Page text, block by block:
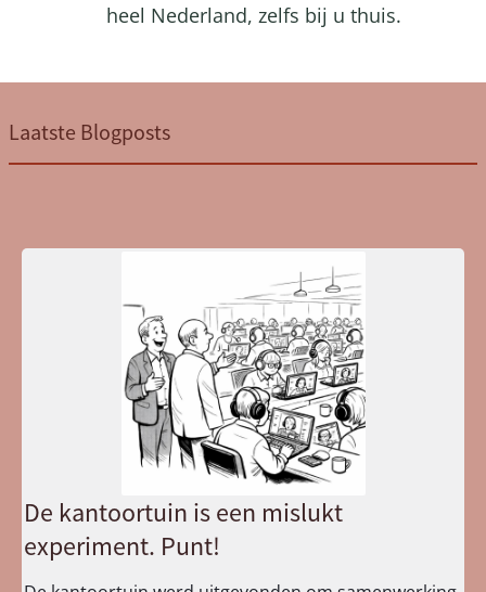
heel Nederland, zelfs bij u thuis.
Laatste Blogposts
De kantoortuin is een mislukt
experiment. Punt!